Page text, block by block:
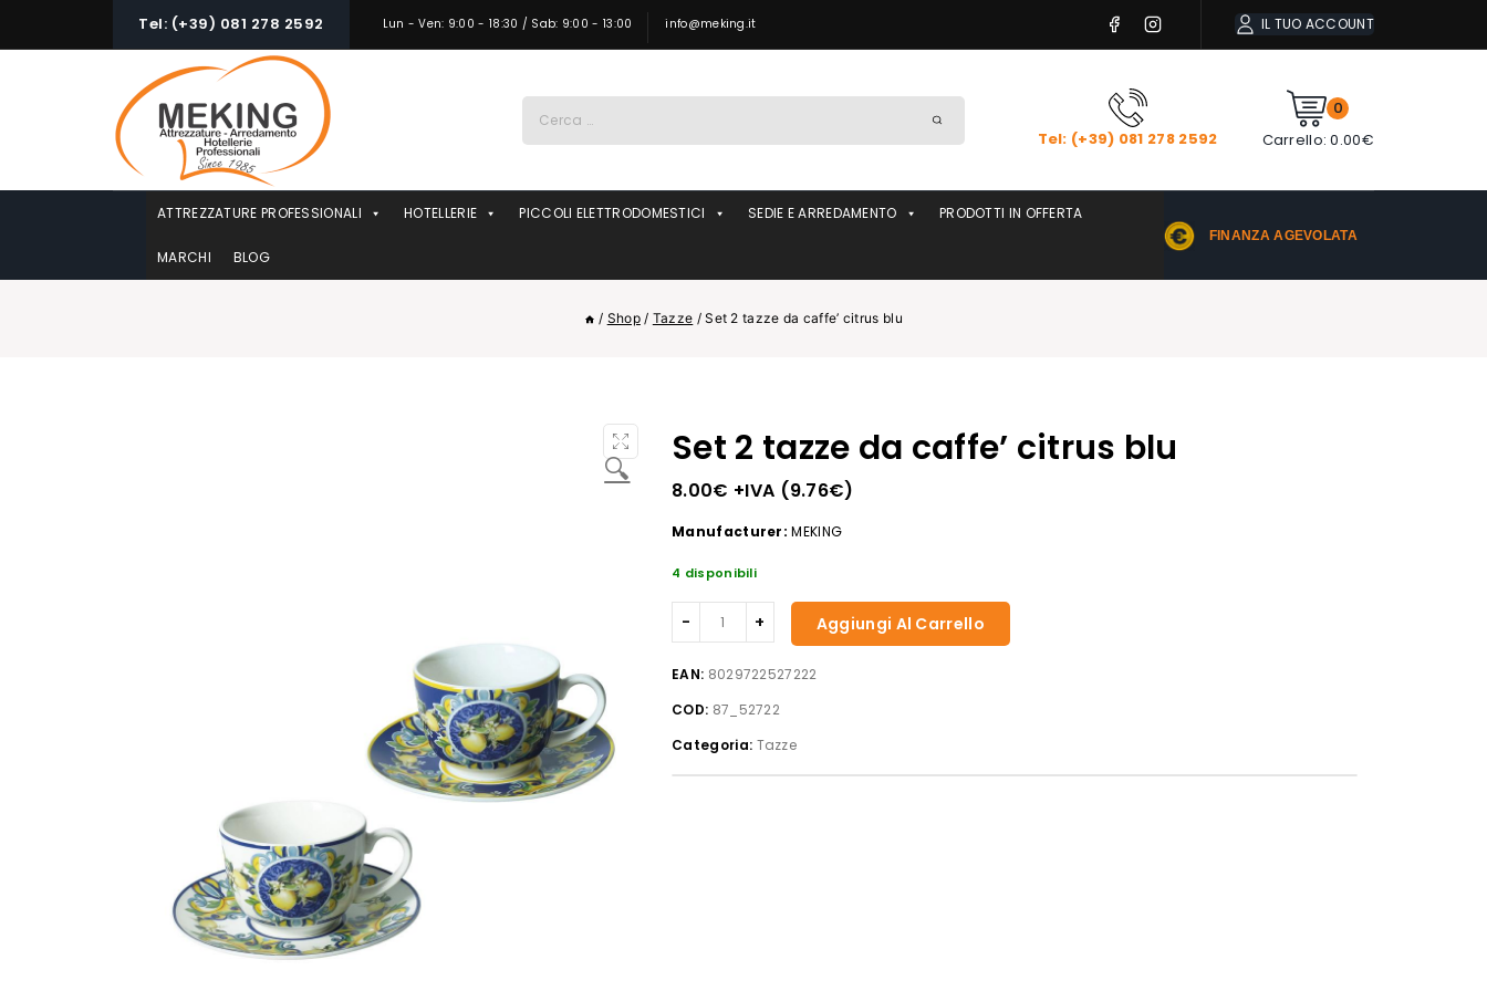
Tel: (+39) 081 278 2592 Lun - Ven: 9:00 - 18:30 / Sab: 9:00 - 13:00 info@meking.it IL TUO ACCOUNT
per:
Tel: (+39) 081 278 2592
0
Carrello: 0.00€
ATTREZZATURE PROFESSIONALI HOTELLERIE PICCOLI ELETTRODOMESTICI SEDIE E ARREDAMENTO PRODOTTI IN OFFERTA
MARCHI BLOG
FINANZA AGEVOLATA
/ Shop / Tazze / Set 2 tazze da caffe’ citrus blu
🔍 Set 2 tazze da caffe’ citrus blu
8.00€ +IVA (9.76€)
Manufacturer: MEKING
4 disponibili
Set
2
caffe'
citrus
blu
Aggiungi Al Carrello
EAN: 8029722527222
COD: 87_52722
Categoria: Tazze